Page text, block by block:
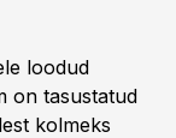
loodud
on tasustatud
kolmeks